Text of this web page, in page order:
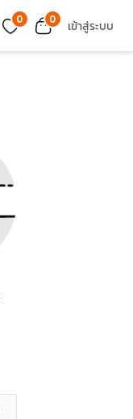
0 0 เข้าสู่ระบบ